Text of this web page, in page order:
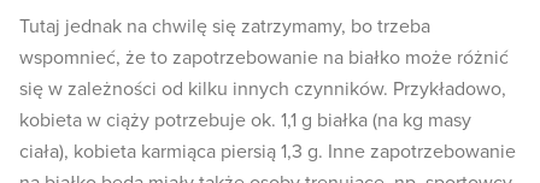
Tutaj jednak na chwilę się zatrzymamy, bo trzeba
wspomnieć, że to zapotrzebowanie na białko może różnić
się w zależności od kilku innych czynników. Przykładowo,
kobieta w ciąży potrzebuje ok. 1,1 g białka (na kg masy
ciała), kobieta karmiąca piersią 1,3 g. Inne zapotrzebowanie